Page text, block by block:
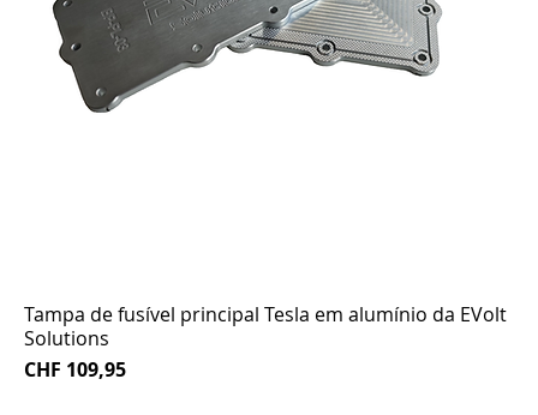
Tampa de fusível principal Tesla em alumínio da EVolt
Solutions
Preço
CHF 109,95